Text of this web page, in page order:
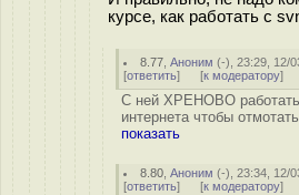
курсе, как работать с
8.77 ,Аноним (-), 23:29, 12/
[ответить] [к модератору]
С ней ХРЕНОВО работать
интернета чтобы
показать
8.80 ,Аноним (-), 23:34, 12/
[ответить] [к модератору]